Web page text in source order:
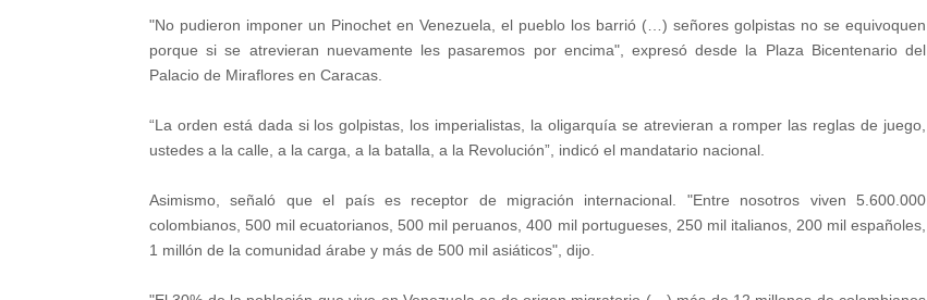
"No pudieron imponer un Pinochet en Venezuela, el pueblo los barrió (…) señores golpistas no se equivoquen
porque si se atrevieran nuevamente les pasaremos por encima", expresó desde la Plaza Bicentenario del
Palacio de Miraflores en Caracas.
“La orden está dada si los golpistas, los imperialistas, la oligarquía se atrevieran a romper las reglas de juego,
ustedes a la calle, a la carga, a la batalla, a la Revolución”, indicó el mandatario nacional.
Asimismo, señaló que el país es receptor de migración internacional. "Entre nosotros viven 5.600.000
colombianos, 500 mil ecuatorianos, 500 mil peruanos, 400 mil portugueses, 250 mil italianos, 200 mil españoles,
1 millón de la comunidad árabe y más de 500 mil asiáticos", dijo.